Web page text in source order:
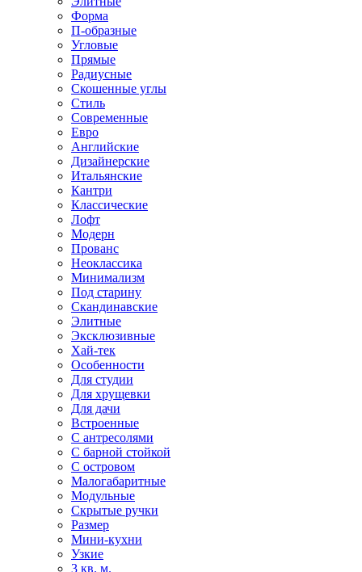
Форма
П-образные
Угловые
Прямые
Радиусные
Скошенные углы
Стиль
Современные
Евро
Английские
Дизайнерские
Итальянские
Кантри
Классические
Лофт
Модерн
Прованс
Неоклассика
Минимализм
Под старину
Скандинавские
Элитные
Эксклюзивные
Хай-тек
Особенности
Для студии
Для хрущевки
Для дачи
Встроенные
С антресолями
С барной стойкой
С островом
Малогабаритные
Модульные
Скрытые ручки
Размер
Мини-кухни
Узкие
3 кв. м.